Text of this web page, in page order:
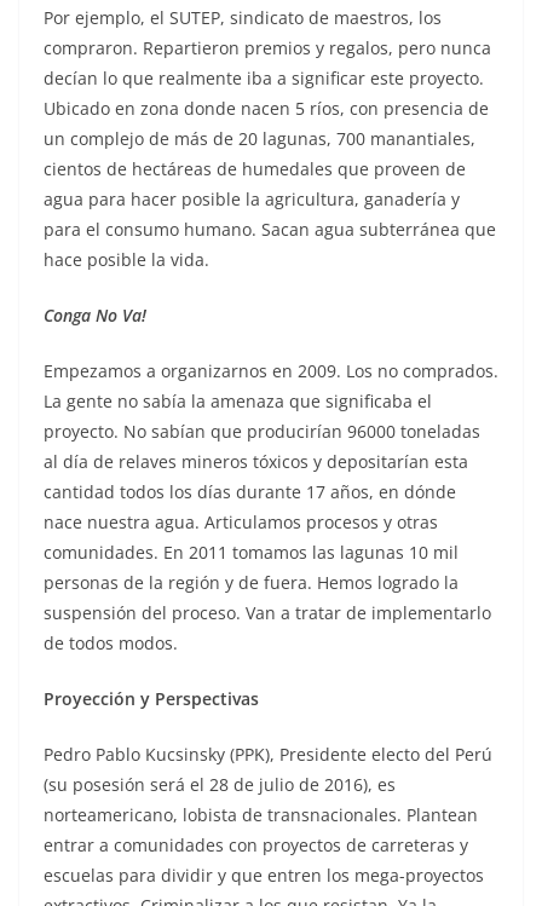
Por ejemplo, el SUTEP, sindicato de maestros, los
compraron. Repartieron premios y regalos, pero nunca
decían lo que realmente iba a significar este proyecto.
Ubicado en zona donde nacen 5 ríos, con presencia de
un complejo de más de 20 lagunas, 700 manantiales,
cientos de hectáreas de humedales que proveen de
agua para hacer posible la agricultura, ganadería y
para el consumo humano. Sacan agua subterránea que
hace posible la vida.
Conga No Va!
Empezamos a organizarnos en 2009. Los no comprados.
La gente no sabía la amenaza que significaba el
proyecto. No sabían que producirían 96000 toneladas
al día de relaves mineros tóxicos y depositarían esta
cantidad todos los días durante 17 años, en dónde
nace nuestra agua. Articulamos procesos y otras
comunidades. En 2011 tomamos las lagunas 10 mil
personas de la región y de fuera. Hemos logrado la
suspensión del proceso. Van a tratar de implementarlo
de todos modos.
Proyección y Perspectivas
Pedro Pablo Kucsinsky (PPK), Presidente electo del Perú
(su posesión será el 28 de julio de 2016), es
norteamericano, lobista de transnacionales. Plantean
entrar a comunidades con proyectos de carreteras y
escuelas para dividir y que entren los mega-proyectos